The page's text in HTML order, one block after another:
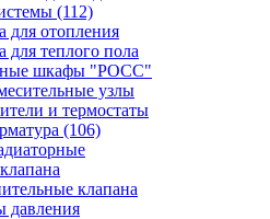
(112)
для отопления
для теплого пола
шкафы "РОСС"
узлы
и термостаты
(106)
клапана
давления